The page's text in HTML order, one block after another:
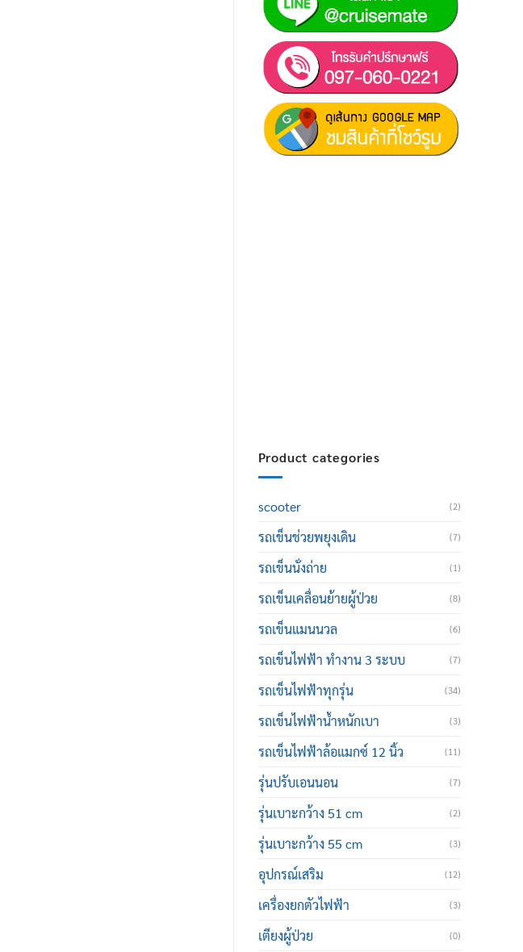
Product categories
scooter (2)
รถเข็นช่วยพยุงเดิน (7)
รถเข็นนั่งถ่าย (1)
รถเข็นเคลื่อนย้ายผู้ป่วย (8)
รถเข็นแมนนวล (6)
รถเข็นไฟฟ้า ทำงาน 3 ระบบ (7)
รถเข็นไฟฟ้าทุกรุ่น (34)
รถเข็นไฟฟ้าน้ำหนักเบา (3)
รถเข็นไฟฟ้าล้อแมกซ์ 12 นิ้ว (11)
รุ่นปรับเอนนอน (7)
รุ่นเบาะกว้าง 51 cm (2)
รุ่นเบาะกว้าง 55 cm (3)
อุปกรณ์เสริม (12)
เครื่องยกตัวไฟฟ้า (3)
เตียงผู้ป่วย (0)